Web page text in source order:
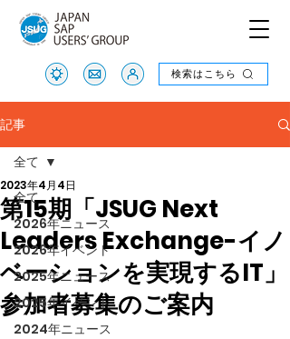
検索はこちら
検索はこちら
記事
全て
2026年ニュース
2026年イベント
2025年ニュース
2025年イベント
2024年ニュース
全て
第15期「JSUG Next
Leaders Exchange-イノ
ベーションを実現するIT」
参加者募集のご案内
2023年4月4日